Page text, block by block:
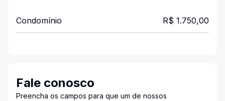
Condomínio R$ 1.750,00
Fale conosco
Preencha os campos para que um de nossos